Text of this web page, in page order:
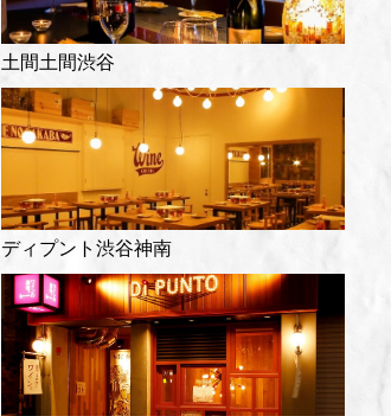
土間土間渋谷
ディプント渋谷神南